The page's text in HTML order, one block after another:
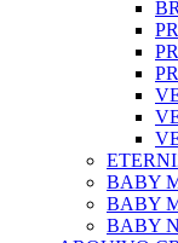
BABY
BABY
BABY